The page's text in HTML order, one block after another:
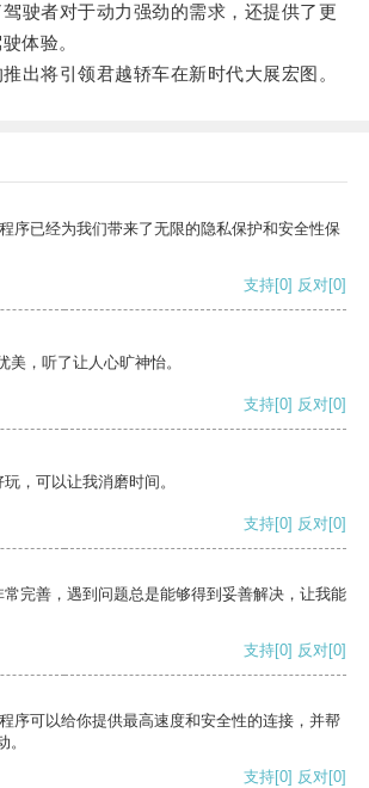
者对于动力强劲的需求，还提供了更
体验。
将引领君越轿车在新时代大展宏图。
序已经为我们带来了无限的隐私保护和安全性保
支持[0] 反对[0]
美，听了让人心旷神怡。
支持[0] 反对[0]
，可以让我消磨时间。
支持[0] 反对[0]
完善，遇到问题总是能够得到妥善解决，让我能
支持[0] 反对[0]
序可以给你提供最高速度和安全性的连接，并帮
支持[0] 反对[0]